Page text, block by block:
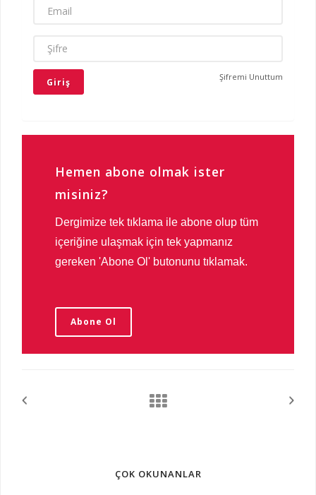
İLETIŞIM
EMAIL
ŞIFRE
Şifremi Unuttum
Hemen abone olmak ister
misiniz?
Dergimize tek tıklama ile abone olup tüm
içeriğine ulaşmak için tek yapmanız
gereken 'Abone Ol' butonunu tıklamak.
Abone Ol
ÇOK OKUNANLAR